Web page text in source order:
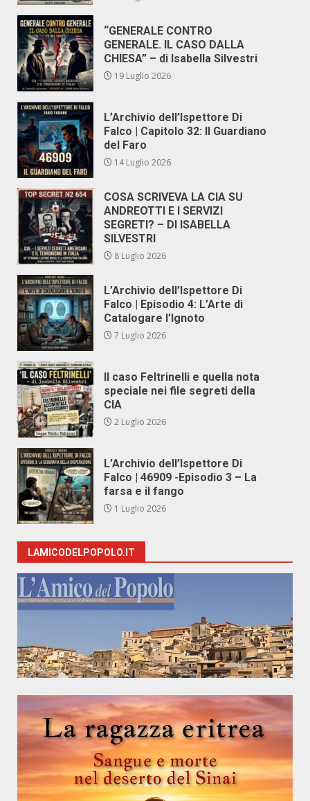
“GENERALE CONTRO
GENERALE. IL CASO DALLA
CHIESA” – di Isabella Silvestri
19 Luglio 2026
L’Archivio dell’Ispettore Di
Falco | Capitolo 32: Il Guardiano
del Faro
14 Luglio 2026
COSA SCRIVEVA LA CIA SU
ANDREOTTI E I SERVIZI
SEGRETI? – DI ISABELLA
SILVESTRI
8 Luglio 2026
L’Archivio dell’Ispettore Di
Falco | Episodio 4: L’Arte di
Catalogare l’Ignoto
7 Luglio 2026
Il caso Feltrinelli e quella nota
speciale nei file segreti della
CIA
2 Luglio 2026
L’Archivio dell’Ispettore Di
Falco | 46909 -Episodio 3 – La
farsa e il fango
1 Luglio 2026
LAMICODELPOPOLO.IT